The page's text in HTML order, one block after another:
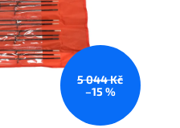
5 044 Kč
–15 %